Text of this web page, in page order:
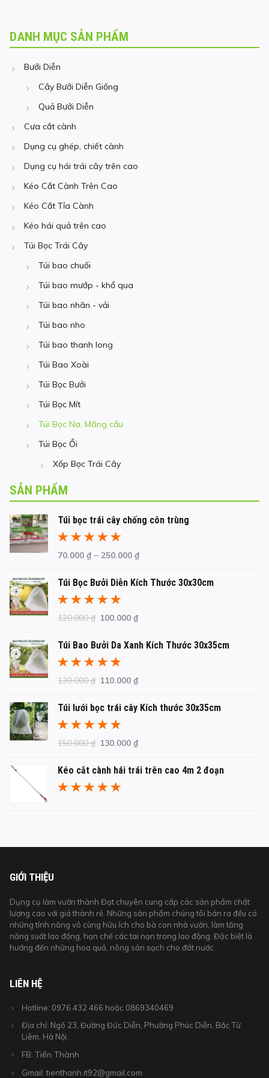
DANH MỤC SẢN PHẨM
Bưởi Diễn
Cây Bưởi Diễn Giống
Quả Bưởi Diễn
Cưa cắt cành
Dụng cụ ghép, chiết cành
Dụng cụ hái trái cây trên cao
Kéo Cắt Cành Trên Cao
Kéo Cắt Tỉa Cành
Kéo hái quả trên cao
Túi Bọc Trái Cây
Túi bao chuối
Túi bao mướp - khổ qua
Túi bao nhãn - vải
Túi bao nho
Túi bao thanh long
Túi Bao Xoài
Túi Bọc Bưởi
Túi Bọc Mít
Túi Bọc Na, Mãng cầu
Túi Bọc Ổi
Xốp Bọc Trái Cây
SẢN PHẨM
Túi bọc trái cây chống côn trùng
Được xếp
sao
70.000 ₫ – 250.000 ₫
Túi Bọc Bưởi Diễn Kích Thước 30x30cm
Được xếp
sao
120.000₫ Giá
gốc
là:
120.000 ₫.
100.000₫Giá
hiện
tại
100.000 ₫.
Túi Bao Bưởi Da Xanh Kích Thước 30x35cm
Được xếp
sao
130.000₫ Giá
gốc
là:
130.000 ₫.
110.000₫Giá
hiện
tại
110.000 ₫.
Túi lưới bọc trái cây Kích thước 30x35cm
Được xếp
sao
150.000₫ Giá
gốc
là:
150.000 ₫.
130.000₫Giá
hiện
tại
Kéo cắt cành hái trái trên cao 4m 2 đoạn
hạng5.005
GIỚI THIỆU
Dụng cụ làm vườn thành Đạt chuyên cung cấp các sản phẩm chất
lượng cao với giá thành rẻ. Những sản phẩm chúng tôi bán ra đều có
những tính năng vô cùng hữu ích cho bà con nhà vườn, làm tăng
năng suất lao động, hạn chế các tai nạn trong lao động. Đặc biệt là
hướng đến những hoa quả, nông sản sạch cho đất nước.
LIÊN HỆ
Hotline: 0976 432 466 hoặc 0869340469
Địa chỉ: Ngõ 23, Đường Đức Diễn, Phường Phúc Diễn, Bắc Từ
Liêm, Hà Nội.
FB: Tiến Thành
Gmail: tienthanh.it92@gmail.com